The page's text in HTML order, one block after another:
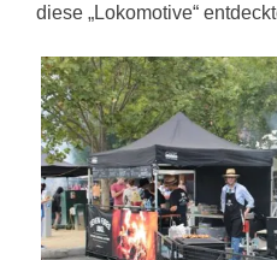
diese „Lokomotive“